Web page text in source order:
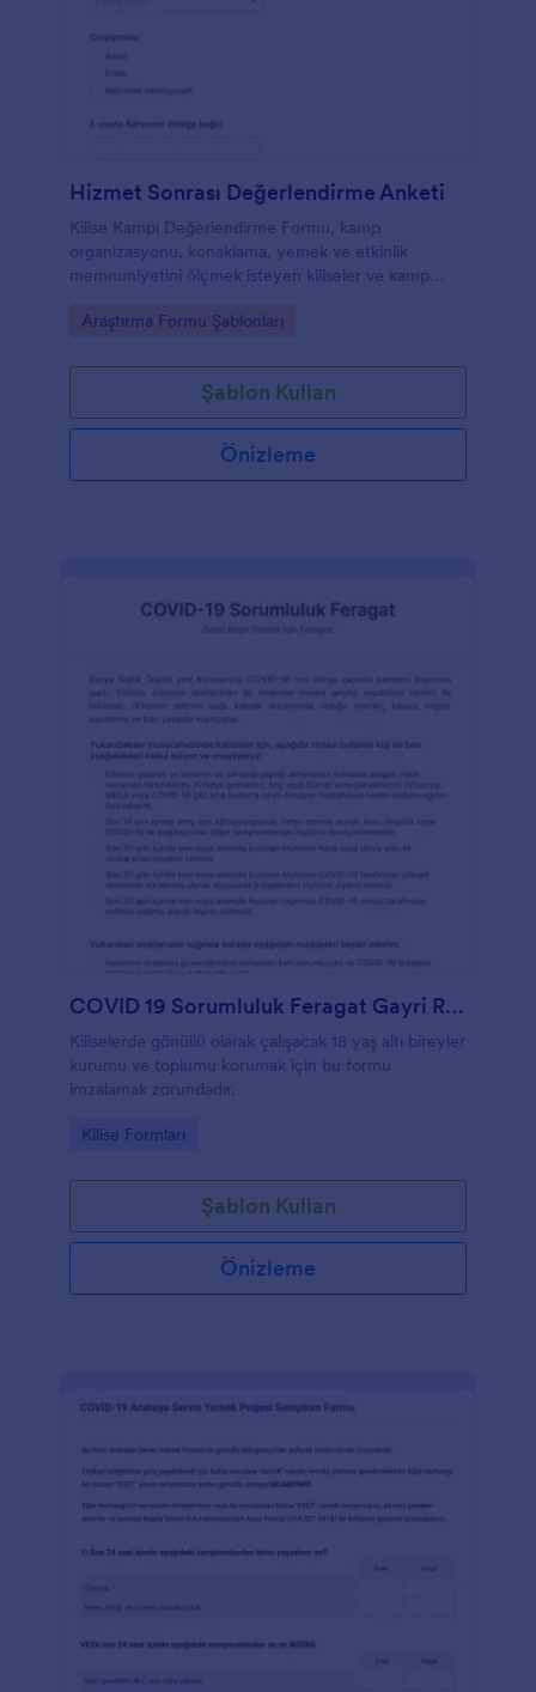
Hizmet Sonrası Değerlendirme Anketi
Kilise Kampı Değerlendirme Formu, kamp
organizasyonu, konaklama, yemek ve etkinlik
memnuniyetini ölçmek isteyen kiliseler ve kamp
noktada toplar.
Go to Category:
Araştırma Formu Şablonları
Şablon Kullan
Önizleme
COVID 19 Sorumluluk Feragat Gayri Reşit Olanlar Formu
Kiliselerde gönüllü olarak çalışacak 18 yaş altı bireyler
kurumu ve toplumu korumak için bu formu
imzalamak zorundadır.
Go to Category:
Kilise Formları
Şablon Kullan
Önizleme